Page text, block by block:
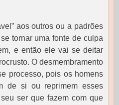
aos outros ou a padrões
tornar uma fonte de culpa
e então ele vai se deitar
O desmembramento
processo, pois os homens
de si ou reprimem esses
ser que fazem com que